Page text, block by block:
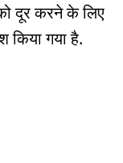
दूर करने के लिए
गया है.